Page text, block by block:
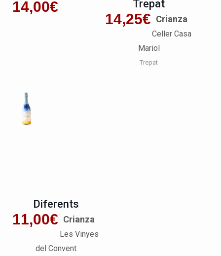
14,00€
Trepat
14,25€ Crianza
Celler Casa
Mariol
Trepat
Diferents
11,00€ Crianza
Les Vinyes
del Convent